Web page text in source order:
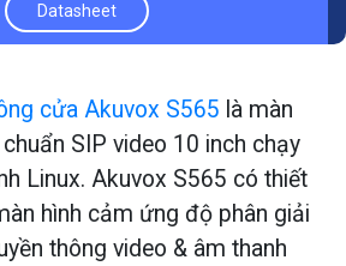
Datasheet
cửa Akuvox S565 là màn
SIP video 10 inch chạy
Linux. Akuvox S565 có thiết
hình cảm ứng độ phân giải
thông video & âm thanh